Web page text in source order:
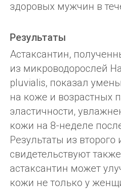
здоровых мужчин в
Результаты
Астаксантин,
из микроводорослей
pluvialis, показал
на коже и возрастных
эластичности,
кожи на 8-неделе
Результаты из второго
свидетельствуют
астаксантин может
кожи не только у
Борется с окислительным
и блокирует действие свободных
Замедляет процессы старения
организма. Поддерживает
Защищает от УФ лучей.
Получите максимум
от липосомального
Астаксантина
КУПИТЬ